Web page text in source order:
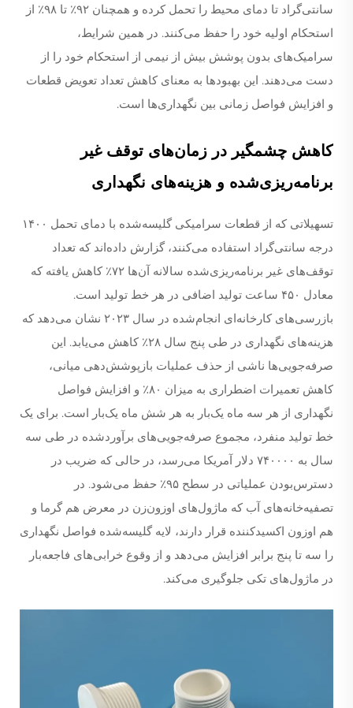
سانتی‌گراد تا دمای محیط را تحمل کرده و همچنان ۹۲٪ تا ۹۸٪ از
استحکام اولیه خود را حفظ می‌کنند. در همین شرایط،
سرامیک‌های بدون پوشش بیش از نیمی از استحکام خود را از
دست می‌دهند. این بهبودها به معنای کاهش تعداد تعویض قطعات
و افزایش فواصل زمانی بین نگهداری‌ها است.
کاهش چشمگیر در زمان‌های توقف غیر
برنامه‌ریزی‌شده و هزینه‌های نگهداری
تسهیلاتی که از قطعات سرامیکی گلیسه‌شده با دمای تحمل ۱۴۰۰
درجه سانتی‌گراد استفاده می‌کنند، گزارش داده‌اند که تعداد
توقف‌های غیر برنامه‌ریزی‌شده سالانه آن‌ها ۷۲٪ کاهش یافته که
معادل ۴۵۰ ساعت تولید اضافی در هر خط تولید است.
بازرسی‌های کارخانه‌ای انجام‌شده در سال ۲۰۲۳ نشان می‌دهد که
هزینه‌های نگهداری در طی پنج سال ۲۸٪ کاهش می‌یابد. این
صرفه‌جویی‌ها ناشی از حذف عملیات بازپوشش‌دهی میانی،
کاهش تعمیرات اضطراری به میزان ۸۰٪ و افزایش فواصل
نگهداری از هر سه ماه یک‌بار به هر شش ماه یک‌بار است. برای یک
خط تولید منفرد، مجموع صرفه‌جویی‌های برآوردشده در طی سه
سال به ۷۴۰۰۰۰ دلار آمریکا می‌رسد، در حالی که ضریب در
دسترس‌بودن عملیاتی در سطح ۹۵٪ حفظ می‌شود. در
تصفیه‌خانه‌های آب که ماژول‌های اوزون‌زن در معرض هم گرما و
هم اوزون اکسیدکننده قرار دارند، لایه گلیسه‌شده فواصل نگهداری
را سه تا پنج برابر افزایش می‌دهد و از وقوع خرابی‌های فاجعه‌بار
در ماژول‌های تکی جلوگیری می‌کند.